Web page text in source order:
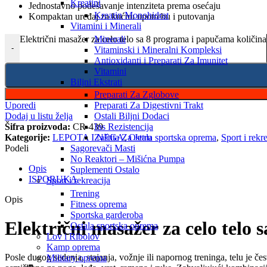
Kreatini
Kreatin Monohidrat
Vitamini i Minerali
Minerali
Vitaminski i Mineralni Kompleksi
Antioxidanti i Preparati Za Imunitet
Vitamini
Biljni Ekstrati
Preparati Za Zglobove
Preparati Za Digestivni Trakt
Ostali Biljni Dodaci
Ins Rezistencija
Zaštita Za Jetru
Sagorevači Masti
No Reaktori – Mišićna Pumpa
Suplementi Ostalo
Sport i rekreacija
Trening
Fitness oprema
Sportska garderoba
Ostala sportska oprema
Lov i Ribolov
Kamp oprema
Military oprema
Jednostavno podešavanje intenziteta prema osećaju
Kompaktan uređaj za kućnu upotrebu i putovanja
-
Električni masažer za celo telo sa 8 programa i papučama količina
Uporedi
Dodaj u listu želja
Šifra proizvoda: CR-439
Kategorije: LEPOTA I NEGA, Ostala sportska oprema, Sport i
Podeli
Opis
ISPORUKA
Opis
Električni masažer za celo telo
Posle dugog sedenja, stajanja, vožnje ili napornog treninga, telu je